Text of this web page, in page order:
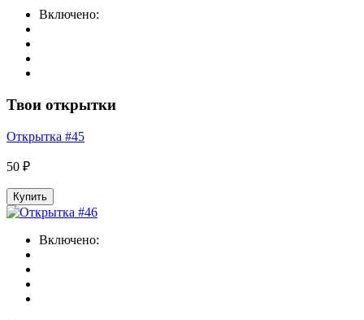
Включено:
Твои открытки
Открытка #45
50 ₽
Купить
Включено: